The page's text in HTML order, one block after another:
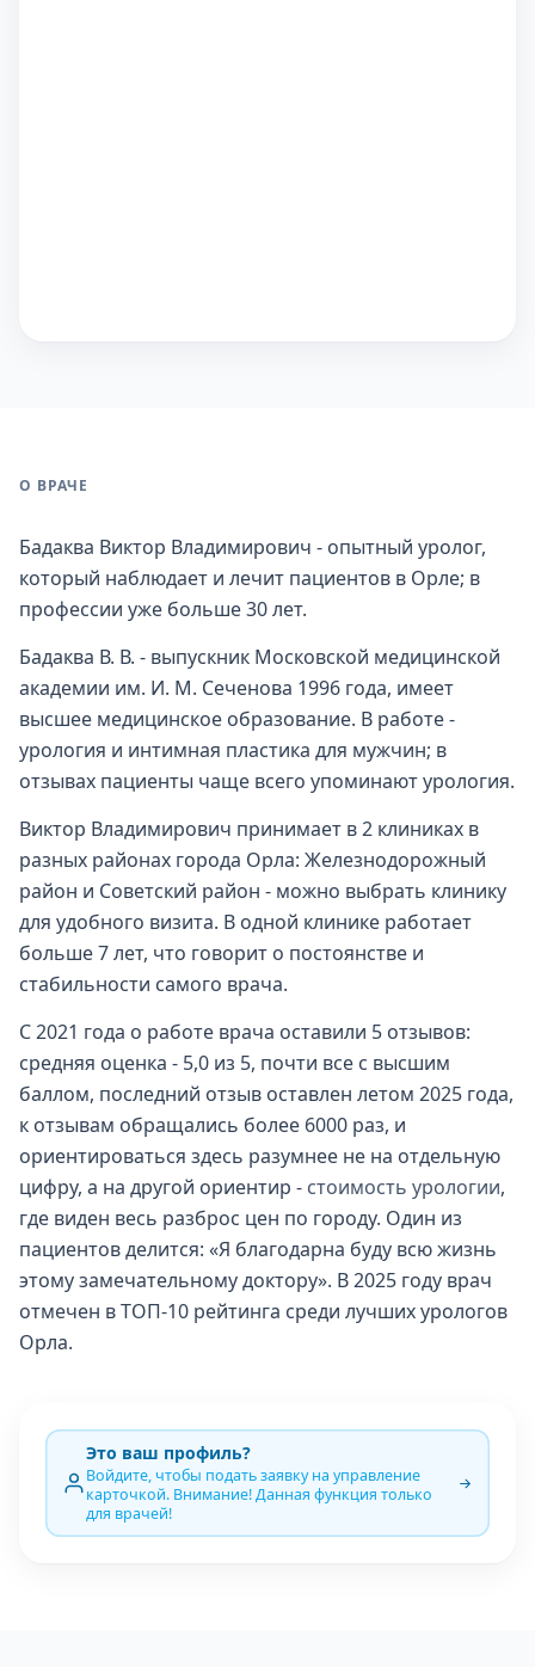
О ВРАЧЕ
Бадаква Виктор Владимирович - опытный уролог,
который наблюдает и лечит пациентов в Орле; в
профессии уже больше 30 лет.
Бадаква В. В. - выпускник Московской медицинской
академии им. И. М. Сеченова 1996 года, имеет
высшее медицинское образование. В работе -
урология и интимная пластика для мужчин; в
отзывах пациенты чаще всего упоминают урология.
Виктор Владимирович принимает в 2 клиниках в
разных районах города Орла: Железнодорожный
район и Советский район - можно выбрать клинику
для удобного визита. В одной клинике работает
больше 7 лет, что говорит о постоянстве и
стабильности самого врача.
С 2021 года о работе врача оставили 5 отзывов:
средняя оценка - 5,0 из 5, почти все с высшим
баллом, последний отзыв оставлен летом 2025 года,
к отзывам обращались более 6000 раз, и
ориентироваться здесь разумнее не на отдельную
цифру, а на другой ориентир - стоимость урологии,
где виден весь разброс цен по городу. Один из
пациентов делится: «Я благодарна буду всю жизнь
этому замечательному доктору». В 2025 году врач
отмечен в ТОП-10 рейтинга среди лучших урологов
Орла.
Это ваш профиль?
Войдите, чтобы подать заявку на управление
карточкой. Внимание! Данная функция только
для врачей!